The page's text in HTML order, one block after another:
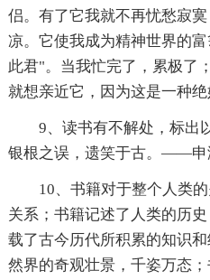
侣。有了它我就不再忧愁寂
凉。它使我成为精神世界的
此君"。当我忙完了，累极了
就想亲近它，因为这是一种
9、读书有不解处，标出
银根之误，遗笑于古。——申
10、书籍对于整个人类
关系；书籍记述了人类的历
载了古今历代所积累的知识
然界的奇观壮景，千姿万态